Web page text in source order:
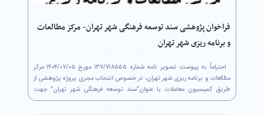
فراخوان پژوهشی سند توسعه فرهنگی شهر تهران- مرکز مطالعات
و برنامه ریزی شهر تهران
احتراماً به پیوست تصویر نامه شماره ۷۱۸۵۵۵/‏۱۳۷ مورخ ۰۵/‏۰۷/‏۱۴۰۴‬ مرکز
مطالعات و برنامه ریزی شهر تهران، در خصوص انتخاب مجری پروژه پژوهشی از
طریق کمیسیون معاملات با عنوان"سند توسعه فرهنگی شهر تهران" جهت
استحضار ارسال می‌گردد. لذا متقاضیان واجد شرایط حداکثر تا پایان وقت...